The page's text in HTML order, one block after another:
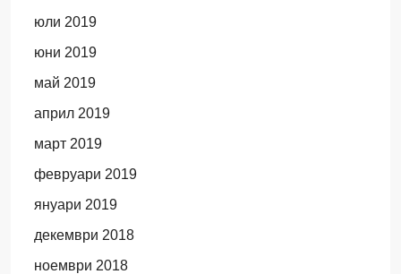
юли 2019
юни 2019
май 2019
април 2019
март 2019
февруари 2019
януари 2019
декември 2018
ноември 2018